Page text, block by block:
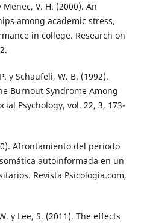
V. H. (2000). An
among academic stress,
in college. Research on
y Schaufeli, W. B. (1992).
Burnout Syndrome Among
Psychology, vol. 22, 3, 173-
Afrontamiento del periodo
autoinformada en un
Revista Psicología.com,
y Lee, S. (2011). The effects